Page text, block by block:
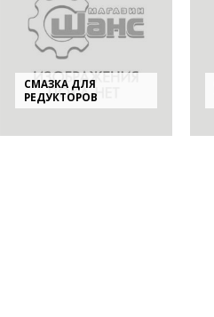
СМАЗКА ДЛЯ
РЕДУКТОРОВ